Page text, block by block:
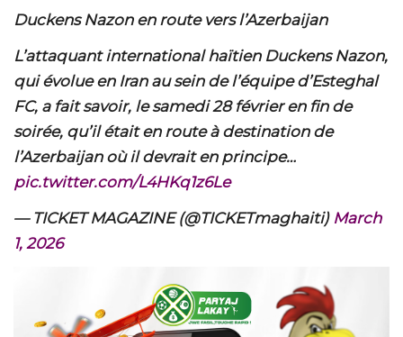
Duckens Nazon en route vers l’Azerbaijan
L’attaquant international haïtien Duckens Nazon,
qui évolue en Iran au sein de l’équipe d’Esteghal
FC, a fait savoir, le samedi 28 février en fin de
soirée, qu’il était en route à destination de
l’Azerbaijan où il devrait en principe…
pic.twitter.com/L4HKq1z6Le
— TICKET MAGAZINE (@TICKETmaghaiti) March
1, 2026